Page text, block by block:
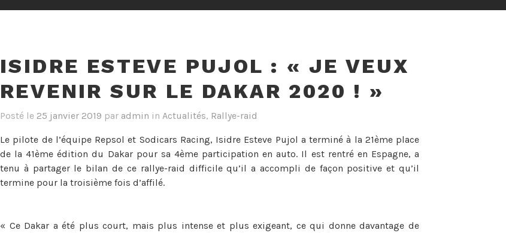
ISIDRE ESTEVE PUJOL : « JE VEUX
REVENIR SUR LE DAKAR 2020 ! »
Posté le 25 janvier 2019 par admin in Actualités, Rallye-raid
Le pilote de l’équipe Repsol et Sodicars Racing, Isidre Esteve Pujol a terminé à la 21ème place
de la 41ème édition du Dakar pour sa 4ème participation en auto. Il est rentré en Espagne, a
tenu à partager le bilan de ce rallye-raid difficile qu’il a accompli de façon positive et qu’il
termine pour la troisième fois d’affilé.
« Ce Dakar a été plus court, mais plus intense et plus exigeant, ce qui donne davantage de